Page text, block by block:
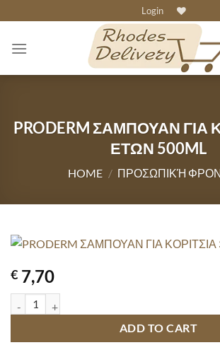
to
content
Login
PRODERM ΣΑΜΠΟΥΑΝ ΓΙΑ
ΕΤΩΝ 500ML
HOME / ΠΡΟΣΩΠΙΚΉ
€ 7,70
PRODERM ΣΑΜΠΟΥΑΝ ΓΙΑ ΚΟΡΙΤΣΙΑ 3+
ADD TO CART